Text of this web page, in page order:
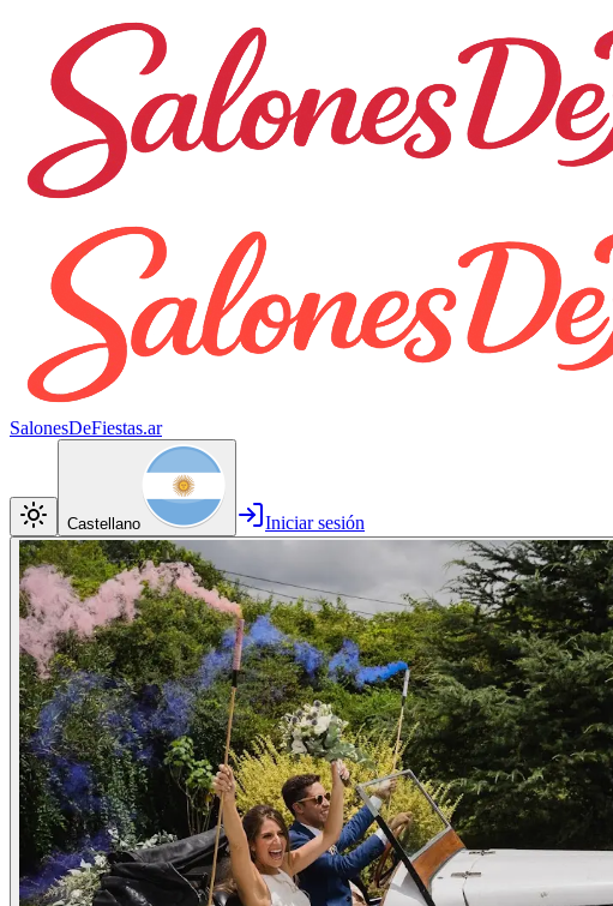
SalonesDeFiestas.ar
Castellano Iniciar sesión